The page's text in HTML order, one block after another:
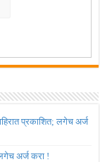
प्रकाशित; लगेच अर्ज
अर्ज करा !